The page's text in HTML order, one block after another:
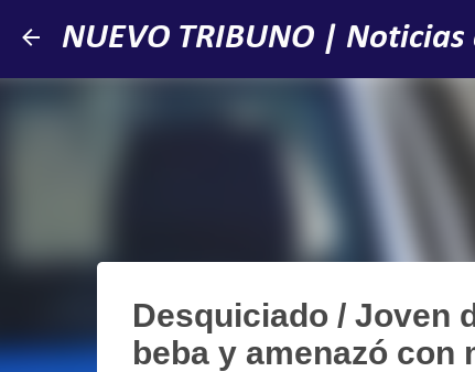
NUEVO TRIBUNO |
Desquiciado / Joven
beba y amenazó con